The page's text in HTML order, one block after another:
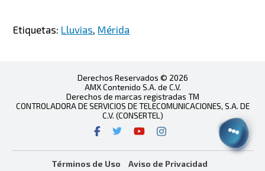
Etiquetas: Lluvias Mérida
Derechos Reservados © 2026
AMX Contenido S.A. de C.V.
Derechos de marcas registradas TM
CONTROLADORA DE SERVICIOS DE TELECOMUNICACIONES, S.A. DE
C.V. (CONSERTEL)
Términos de Uso Aviso de Privacidad